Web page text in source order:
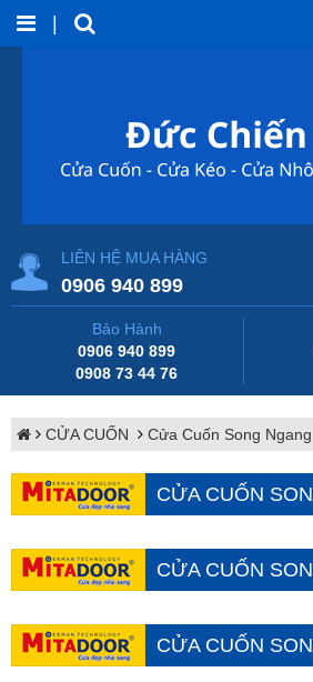
LIÊN HỆ MUA HÀNG
0906 940 899
Bảo Hành
0906 940 899
0908 73 44 76
CỬA CUỐN Cửa Cuốn Song Ngang
CỬA CUỐN
CỬA CUỐN
CỬA CUỐN